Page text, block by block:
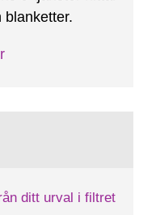
blanketter.
ditt urval i filtret